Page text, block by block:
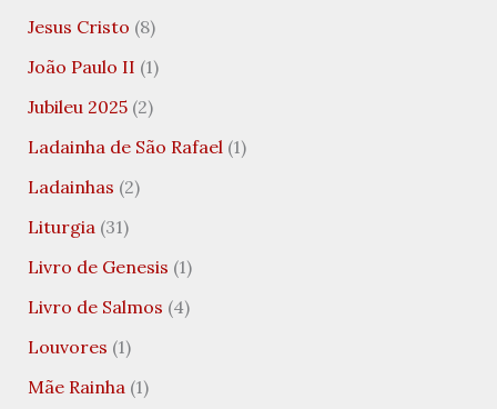
Jesus Cristo (8)
João Paulo II (1)
Jubileu 2025(2)
Ladainha de São Rafael(1)
Ladainhas (2)
Liturgia(31)
Livro de Genesis (1)
Livro de Salmos (4)
Louvores (1)
Mãe Rainha(1)